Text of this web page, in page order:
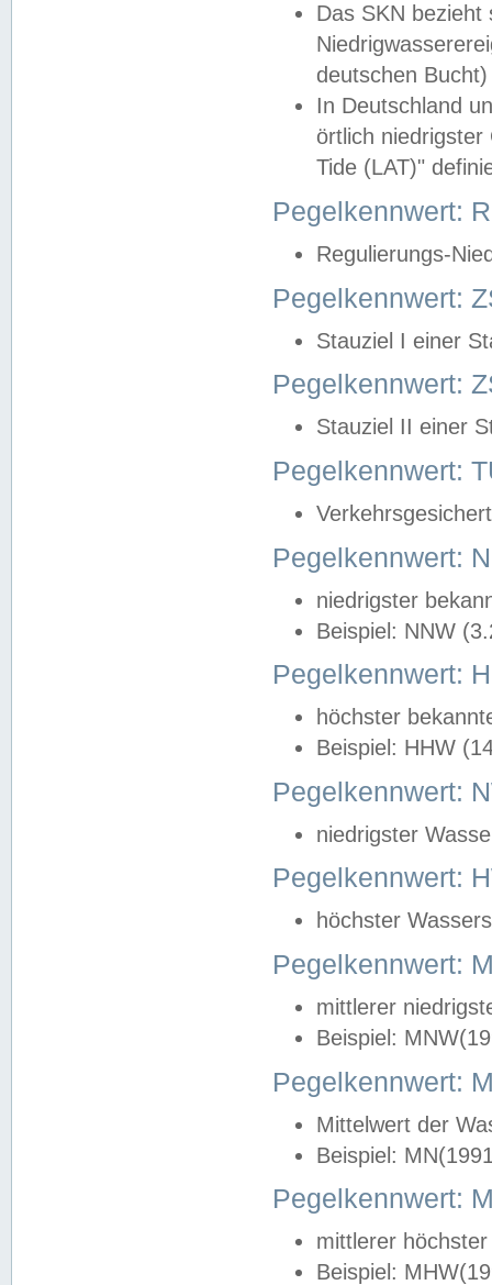
Das SKN
deutschen
In Deutschland
örtlich
Tide (LAT)"
Pegelkennwert:
Regulierungs-
Pegelkennwert:
Stauziel I einer
Pegelkennwert:
Stauziel II einer
Pegelkennwert:
Pegelkennwert:
niedrigster
Beispiel: NNW
Pegelkennwert:
höchster
Beispiel: HHW
Pegelkennwert:
niedrigster
Pegelkennwert:
höchster
Pegelkennwert:
mittlerer
Beispiel:
Pegelkennwert:
Mittelwert der
Beispiel:
Pegelkennwert:
mittlerer
Beispiel: